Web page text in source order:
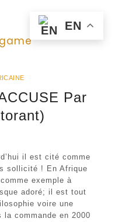
Par
il est cité comme
sollicité ! En Afrique
exemple à
adoré; il est tout
voire une
commande en 2000
EN